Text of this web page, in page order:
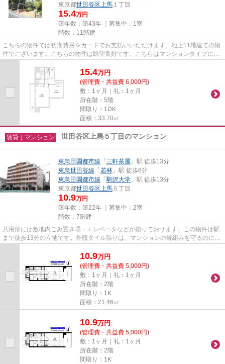
東京都世田谷区 上馬 １丁目
15.4万円
築年数：築43年 ｜募集中： 1室
階数：11階建
こちらの物件では初期費用をカードでお支払いいただけます。地上11階建ての物
件でございます。こちらの物件は眺望良好です。こちらはマンションタイプにな
ります。世田谷区の東急田園...
15.4万円
(管理費・共益費 6,000円)
敷：1ヶ月｜礼：1ヶ月
所在階：5階
間取り：1DK
面積：33.70㎡
賃貸｜マンション 世田谷区上馬５丁目のマンション
東急田園都市線 「三軒茶屋 」駅 徒歩13分
東急世田谷線 「若林 」駅 徒歩6分
東急田園都市線 「駒沢大学 」駅 徒歩13分
東京都世田谷区 上馬 ５丁目
10.9万円
築年数：築22年 ｜募集中： 2室
階数：7階建
共用部には敷地内ごみ置き場・エレベータなどが揃っております。この物件は駅
まで徒歩13分の立地です。外観タイル張りは、マンションの骨組みを守るのにも
役立ちます。防犯対策もバッ...
10.9万円
(管理費・共益費 5,000円)
敷：1ヶ月｜礼：1ヶ月
所在階：2階
間取り：1K
面積：21.46㎡
10.9万円
(管理費・共益費 5,000円)
敷：1ヶ月｜礼：1ヶ月
所在階：2階
間取り：1K